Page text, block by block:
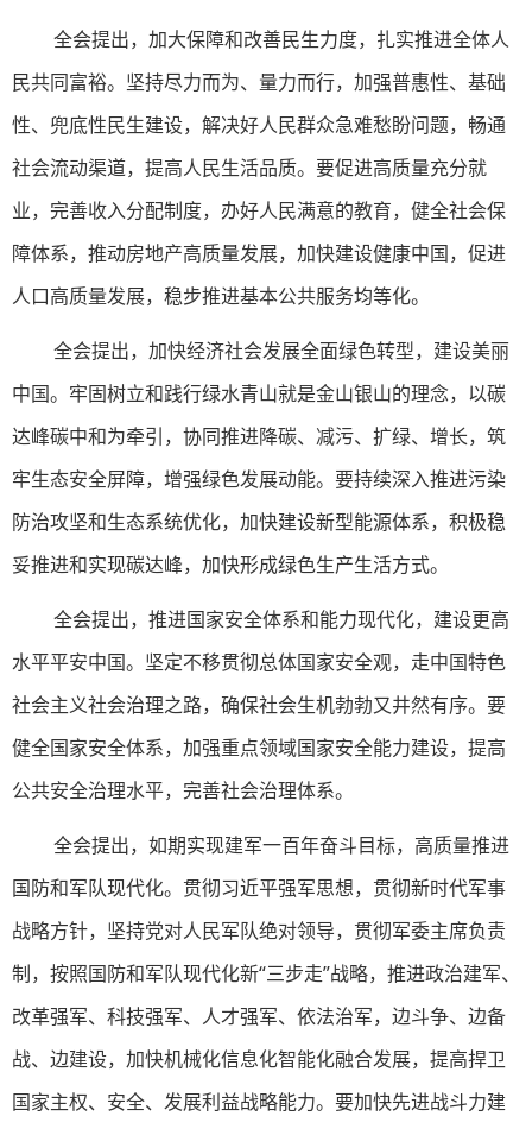
全会提出，加大保障和改善民生力度，扎实推进全体人
民共同富裕。坚持尽力而为、量力而行，加强普惠性、基础
性、兜底性民生建设，解决好人民群众急难愁盼问题，畅通
社会流动渠道，提高人民生活品质。要促进高质量充分就
业，完善收入分配制度，办好人民满意的教育，健全社会保
障体系，推动房地产高质量发展，加快建设健康中国，促进
人口高质量发展，稳步推进基本公共服务均等化。
全会提出，加快经济社会发展全面绿色转型，建设美丽
中国。牢固树立和践行绿水青山就是金山银山的理念，以碳
达峰碳中和为牵引，协同推进降碳、减污、扩绿、增长，筑
牢生态安全屏障，增强绿色发展动能。要持续深入推进污染
防治攻坚和生态系统优化，加快建设新型能源体系，积极稳
妥推进和实现碳达峰，加快形成绿色生产生活方式。
全会提出，推进国家安全体系和能力现代化，建设更高
水平平安中国。坚定不移贯彻总体国家安全观，走中国特色
社会主义社会治理之路，确保社会生机勃勃又井然有序。要
健全国家安全体系，加强重点领域国家安全能力建设，提高
公共安全治理水平，完善社会治理体系。
全会提出，如期实现建军一百年奋斗目标，高质量推进
国防和军队现代化。贯彻习近平强军思想，贯彻新时代军事
战略方针，坚持党对人民军队绝对领导，贯彻军委主席负责
制，按照国防和军队现代化新“三步走”战略，推进政治建军、
改革强军、科技强军、人才强军、依法治军，边斗争、边备
战、边建设，加快机械化信息化智能化融合发展，提高捍卫
国家主权、安全、发展利益战略能力。要加快先进战斗力建